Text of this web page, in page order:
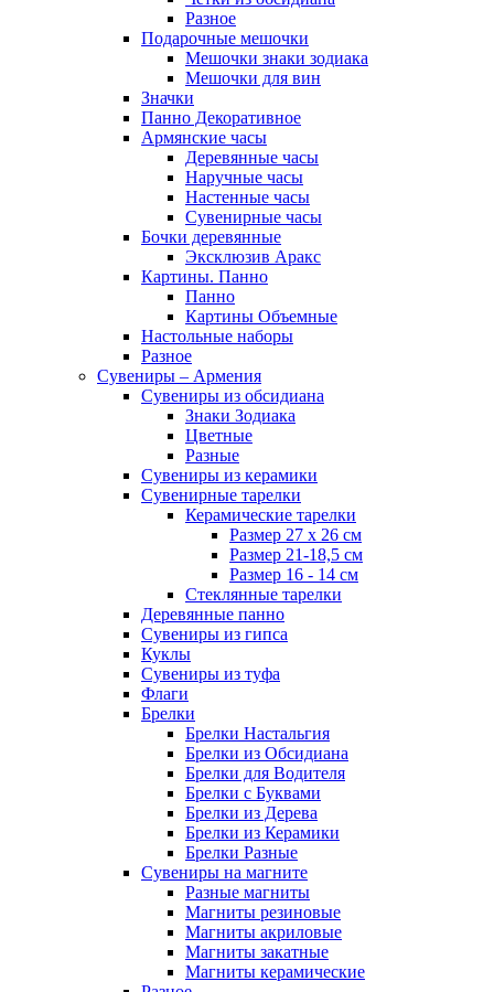
Разное
Подарочные мешочки
Мешочки знаки зодиака
Мешочки для вин
Значки
Панно Декоративное
Армянские часы
Деревянные часы
Наручные часы
Настенные часы
Сувенирные часы
Бочки деревянные
Эксклюзив Аракс
Картины. Панно
Панно
Картины Объемные
Настольные наборы
Разное
Сувениры – Армения
Сувениры из обсидиана
Знаки Зодиака
Цветные
Разные
Сувениры из керамики
Сувенирные тарелки
Керамические тарелки
Размер 27 х 26 см
Размер 21-18,5 см
Размер 16 - 14 см
Стеклянные тарелки
Деревянные панно
Сувениры из гипса
Куклы
Сувениры из туфа
Флаги
Брелки
Брелки Настальгия
Брелки из Обсидиана
Брелки для Водителя
Брелки с Буквами
Брелки из Дерева
Брелки из Керамики
Брелки Разные
Сувениры на магните
Разные магниты
Магниты резиновые
Магниты акриловые
Магниты закатные
Магниты керамические